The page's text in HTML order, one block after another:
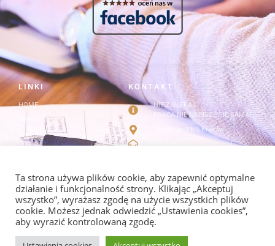
KONTAKT
NIE ZWLEKAJ
PRACA NIE NAPISZE SIĘ SAMA!
Strzelców 19/5 Kraków
info@redagowanie-prac.pl
Facebook/redagowaniepracpl
LINKI
HOME
Kontakt
Ta strona używa plików cookie, aby zapewnić optymalne
działanie i funkcjonalność strony. Klikając „Akceptuj
wszystko”, wyrażasz zgodę na użycie wszystkich plików
cookie. Możesz jednak odwiedzić „Ustawienia cookies”,
aby wyrazić kontrolowaną zgodę.